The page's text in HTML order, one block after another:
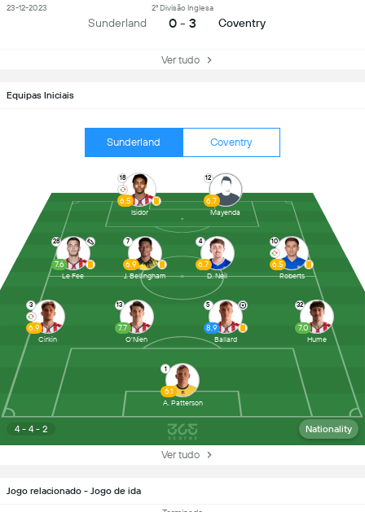
Jogo relacionado - Jogo de ida
Equipas Iniciais
Sunderland Coventry
4 - 4 - 2 Nationality
1
6.1
A. Patterson
3
6.9
Cirkin
13
7.7
O'Nien
5
8.9
Ballard
32
7.0
Hume
28
7.6
Le Fee
7
6.9
J. Bellingham
4
6.7
D. Neil
10
6.5
Roberts
18
6.5
Isidor
12
6.7
Mayenda
Ver tudo
Sunderland
2ª Divisão Inglesa
0 - 3 Coventry
23-12-2023
Ver tudo